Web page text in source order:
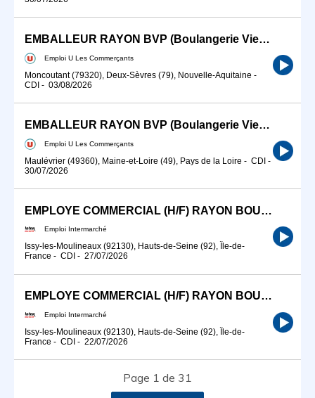
EMBALLEUR RAYON BVP (Boulangerie Viennoiserie Patisserie) H/F
Emploi U Les Commerçants
Moncoutant (79320), Deux-Sèvres (79), Nouvelle-Aquitaine -
CDI - 03/08/2026
EMBALLEUR RAYON BVP (Boulangerie Viennoiserie Patisserie) H/F
Emploi U Les Commerçants
Maulévrier (49360), Maine-et-Loire (49), Pays de la Loire - CDI -
30/07/2026
EMPLOYE COMMERCIAL (H/F) RAYON BOULANGERIE PATISSERIE VIENNOISERIE
Emploi Intermarché
Issy-les-Moulineaux (92130), Hauts-de-Seine (92), Île-de-
France - CDI - 27/07/2026
EMPLOYE COMMERCIAL (H/F) RAYON BOULANGERIE PATISSERIE VIENNOISERIE
Emploi Intermarché
Issy-les-Moulineaux (92130), Hauts-de-Seine (92), Île-de-
France - CDI - 22/07/2026
Page 1 de 31